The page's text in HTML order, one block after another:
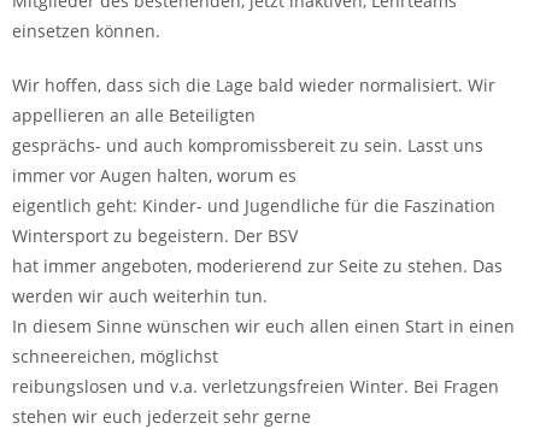
einsetzen können.
Wir hoffen, dass sich die Lage bald wieder normalisiert. Wir
appellieren an alle Beteiligten
gesprächs- und auch kompromissbereit zu sein. Lasst uns
immer vor Augen halten, worum es
eigentlich geht: Kinder- und Jugendliche für die Faszination
Wintersport zu begeistern. Der BSV
hat immer angeboten, moderierend zur Seite zu stehen. Das
werden wir auch weiterhin tun.
In diesem Sinne wünschen wir euch allen einen Start in einen
schneereichen, möglichst
reibungslosen und v.a. verletzungsfreien Winter. Bei Fragen
stehen wir euch jederzeit sehr gerne